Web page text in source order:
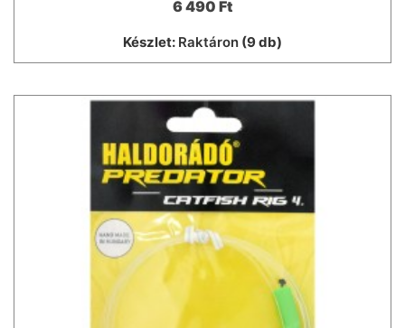
6 490 Ft
Készlet: Raktáron (9 db)